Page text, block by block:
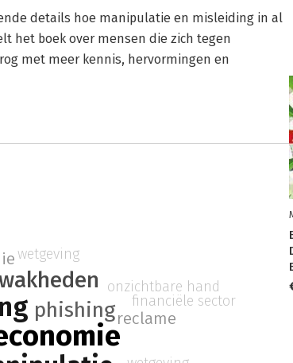
details hoe manipulatie en misleiding in al
het boek over mensen die zich tegen
met meer kennis, hervormingen en
phishingreclame
wetgeving
onzichtbare hand
financiële sector